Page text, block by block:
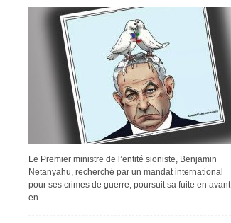
Le Premier ministre de l’entité sioniste, Benjamin
Netanyahu, recherché par un mandat international
pour ses crimes de guerre, poursuit sa fuite en avant
en...